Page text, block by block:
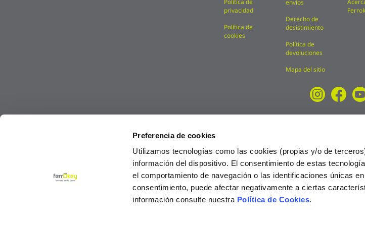
Preferencia de cookies
Utilizamos tecnologías como las cookies (propias y/o de
información del dispositivo. El consentimiento de estas
el comportamiento de navegación o las identificaciones únicas
consentimiento, puede afectar negativamente a ciertas
información consulte nuestra Política de Cookies.
Política de
privacidad
Política de
cookies
envíos
Derecho de
desistimiento
Política de
devoluciones
Mapa del sitio